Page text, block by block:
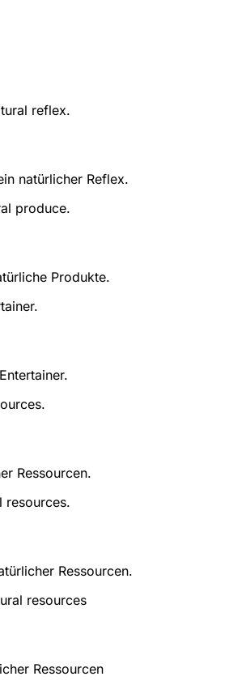
reflex.
natürlicher Reflex.
produce.
Produkte.
Ressourcen.
resources.
Ressourcen.
resources
Ressourcen